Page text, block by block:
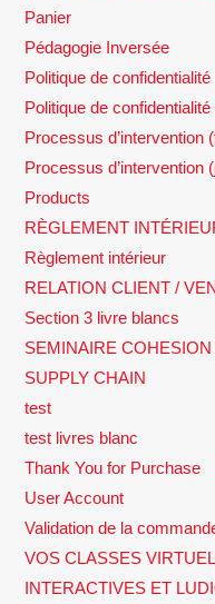
Panier
Pédagogie Inversée
Politique de confidentialité
Politique de
Processus d’intervention
Processus d’intervention
Products
RÈGLEMENT
Règlement intérieur
RELATION CLIENT /
Section 3 livre blancs
SEMINAIRE COHESION
SUPPLY CHAIN
test
test livres blanc
Thank You for Purchase
User Account
Validation de la
VOS CLASSES
INTERACTIVES ET